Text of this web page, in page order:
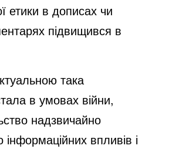
етики в дописах чи
підвищився в
така
в умовах війни,
надзвичайно
впливів і